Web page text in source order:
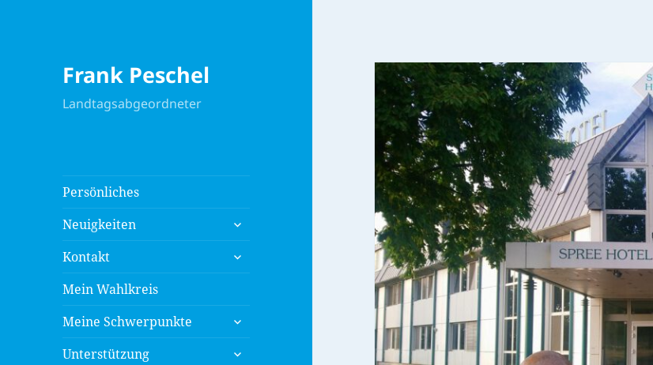
Frank Peschel
Landtagsabgeordneter
Persönliches
Neuigkeiten
untermenü
anzeigen
Kontakt
untermenü
anzeigen
Mein Wahlkreis
Meine Schwerpunkte
untermenü
anzeigen
Unterstützung
untermenü